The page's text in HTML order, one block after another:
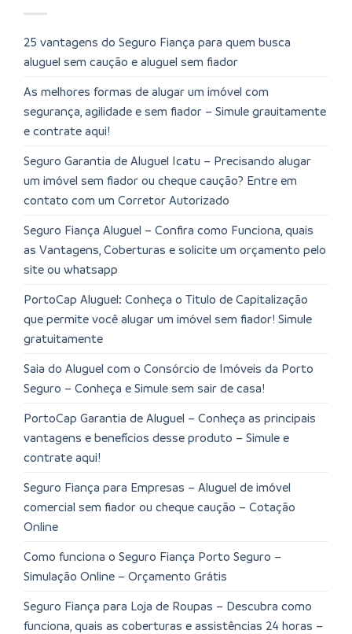
25 vantagens do Seguro Fiança para quem busca
aluguel sem caução e aluguel sem fiador
As melhores formas de alugar um imóvel com
segurança, agilidade e sem fiador – Simule grauitamente
e contrate aqui!
Seguro Garantia de Aluguel Icatu – Precisando alugar
um imóvel sem fiador ou cheque caução? Entre em
contato com um Corretor Autorizado
Seguro Fiança Aluguel – Confira como Funciona, quais
as Vantagens, Coberturas e solicite um orçamento pelo
site ou whatsapp
PortoCap Aluguel: Conheça o Titulo de Capitalização
que permite você alugar um imóvel sem fiador! Simule
gratuitamente
Saia do Aluguel com o Consórcio de Imóveis da Porto
Seguro – Conheça e Simule sem sair de casa!
PortoCap Garantia de Aluguel – Conheça as principais
vantagens e benefícios desse produto – Simule e
contrate aqui!
Seguro Fiança para Empresas – Aluguel de imóvel
comercial sem fiador ou cheque caução – Cotação
Online
Como funciona o Seguro Fiança Porto Seguro –
Simulação Online – Orçamento Grátis
Seguro Fiança para Loja de Roupas – Descubra como
funciona, quais as coberturas e assistências 24 horas –